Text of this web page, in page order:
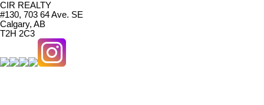
CIR REALTY
#130, 703 64 Ave. SE
Calgary, AB
T2H 2C3